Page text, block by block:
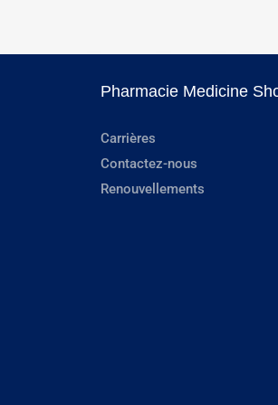
Pharmacie Medicine
Carrières
Contactez-nous
Renouvellements